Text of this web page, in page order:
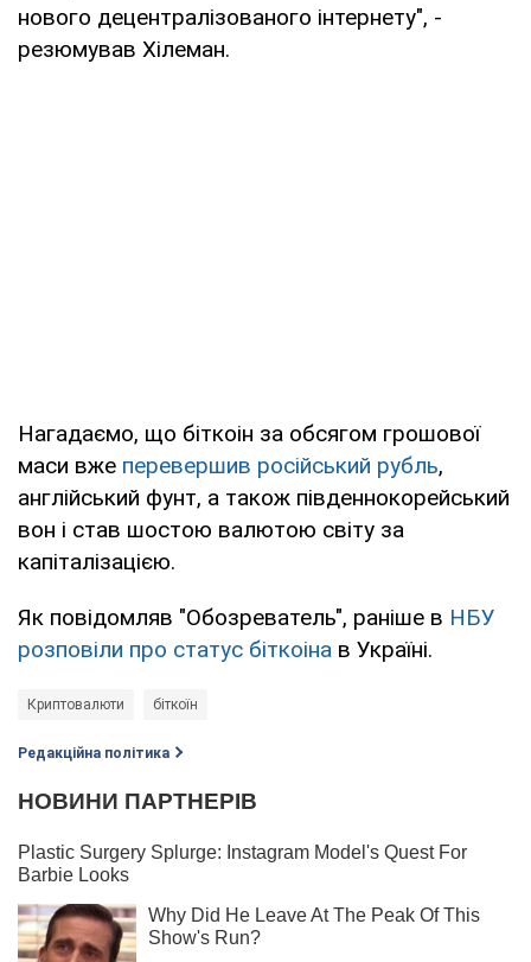
нового децентралізованого інтернету", -
резюмував Хілеман.
Нагадаємо, що біткоін за обсягом грошової
маси вже перевершив російський рубль,
англійський фунт, а також південнокорейський
вон і став шостою валютою світу за
капіталізацією.
Як повідомляв "Обозреватель", раніше в НБУ
розповіли про статус біткоіна в Україні.
Криптовалюти біткоїн
Редакційна політика